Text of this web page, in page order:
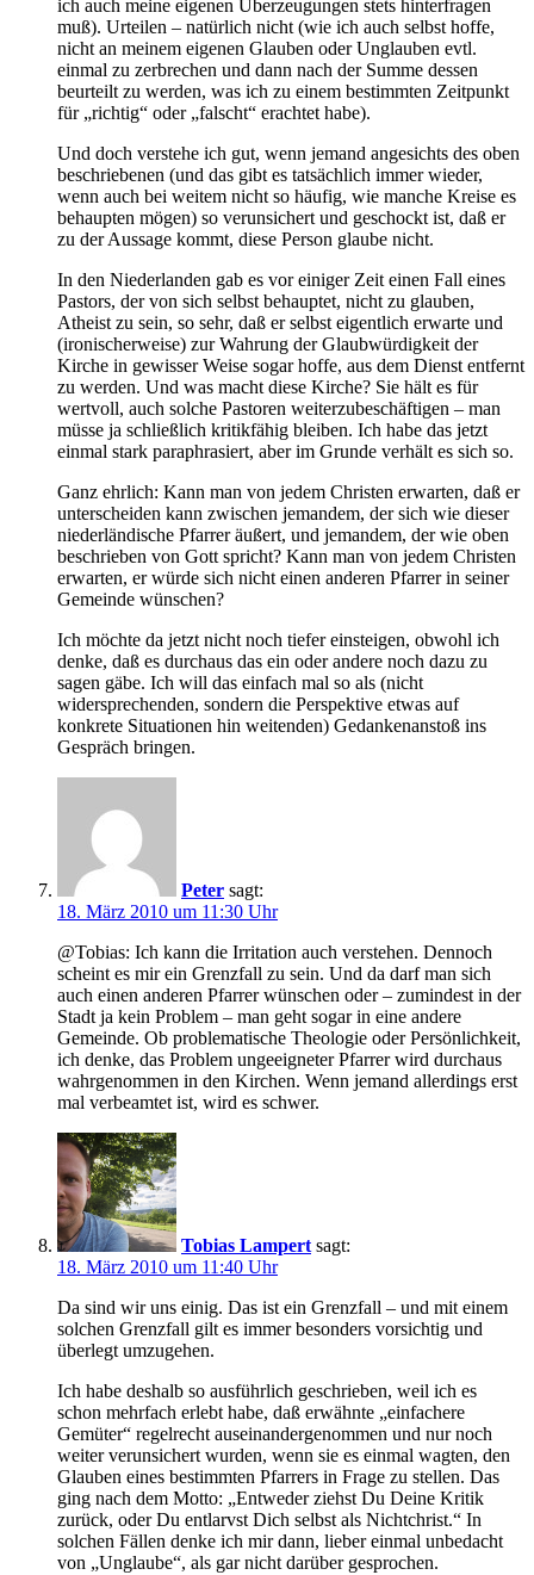
ich auch meine eigenen Überzeugungen stets hinterfragen
muß). Urteilen – natürlich nicht (wie ich auch selbst hoffe,
nicht an meinem eigenen Glauben oder Unglauben evtl.
einmal zu zerbrechen und dann nach der Summe dessen
beurteilt zu werden, was ich zu einem bestimmten Zeitpunkt
für „richtig“ oder „falscht“ erachtet habe).
Und doch verstehe ich gut, wenn jemand angesichts des oben
beschriebenen (und das gibt es tatsächlich immer wieder,
wenn auch bei weitem nicht so häufig, wie manche Kreise es
behaupten mögen) so verunsichert und geschockt ist, daß er
zu der Aussage kommt, diese Person glaube nicht.
In den Niederlanden gab es vor einiger Zeit einen Fall eines
Pastors, der von sich selbst behauptet, nicht zu glauben,
Atheist zu sein, so sehr, daß er selbst eigentlich erwarte und
(ironischerweise) zur Wahrung der Glaubwürdigkeit der
Kirche in gewisser Weise sogar hoffe, aus dem Dienst entfernt
zu werden. Und was macht diese Kirche? Sie hält es für
wertvoll, auch solche Pastoren weiterzubeschäftigen – man
müsse ja schließlich kritikfähig bleiben. Ich habe das jetzt
einmal stark paraphrasiert, aber im Grunde verhält es sich so.
Ganz ehrlich: Kann man von jedem Christen erwarten, daß er
unterscheiden kann zwischen jemandem, der sich wie dieser
niederländische Pfarrer äußert, und jemandem, der wie oben
beschrieben von Gott spricht? Kann man von jedem Christen
erwarten, er würde sich nicht einen anderen Pfarrer in seiner
Gemeinde wünschen?
Ich möchte da jetzt nicht noch tiefer einsteigen, obwohl ich
denke, daß es durchaus das ein oder andere noch dazu zu
sagen gäbe. Ich will das einfach mal so als (nicht
widersprechenden, sondern die Perspektive etwas auf
konkrete Situationen hin weitenden) Gedankenanstoß ins
Gespräch bringen.
Peter sagt:
18. März 2010 um 11:30 Uhr
@Tobias: Ich kann die Irritation auch verstehen. Dennoch
scheint es mir ein Grenzfall zu sein. Und da darf man sich
auch einen anderen Pfarrer wünschen oder – zumindest in der
Stadt ja kein Problem – man geht sogar in eine andere
Gemeinde. Ob problematische Theologie oder Persönlichkeit,
ich denke, das Problem ungeeigneter Pfarrer wird durchaus
wahrgenommen in den Kirchen. Wenn jemand allerdings erst
mal verbeamtet ist, wird es schwer.
Tobias Lampert sagt:
18. März 2010 um 11:40 Uhr
Da sind wir uns einig. Das ist ein Grenzfall – und mit einem
solchen Grenzfall gilt es immer besonders vorsichtig und
überlegt umzugehen.
Ich habe deshalb so ausführlich geschrieben, weil ich es
schon mehrfach erlebt habe, daß erwähnte „einfachere
Gemüter“ regelrecht auseinandergenommen und nur noch
weiter verunsichert wurden, wenn sie es einmal wagten, den
Glauben eines bestimmten Pfarrers in Frage zu stellen. Das
ging nach dem Motto: „Entweder ziehst Du Deine Kritik
zurück, oder Du entlarvst Dich selbst als Nichtchrist.“ In
solchen Fällen denke ich mir dann, lieber einmal unbedacht
von „Unglaube“, als gar nicht darüber gesprochen.